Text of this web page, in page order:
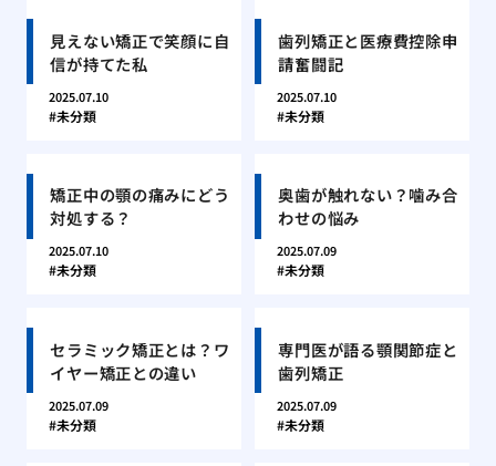
見えない矯正で笑顔に自
信が持てた私
2025.07.10
未分類
歯列矯正と医療費控除申
請奮闘記
2025.07.10
未分類
矯正中の顎の痛みにどう
対処する？
2025.07.10
未分類
奥歯が触れない？噛み合
わせの悩み
2025.07.09
未分類
セラミック矯正とは？ワ
イヤー矯正との違い
2025.07.09
未分類
専門医が語る顎関節症と
歯列矯正
2025.07.09
未分類